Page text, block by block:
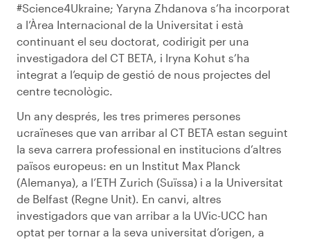
#Science4Ukraine; Yaryna Zhdanova s’ha incorporat
a l’Àrea Internacional de la Universitat i està
continuant el seu doctorat, codirigit per una
investigadora del CT BETA, i Iryna Kohut s’ha
integrat a l’equip de gestió de nous projectes del
centre tecnològic.
Un any després, les tres primeres persones
ucraïneses que van arribar al CT BETA estan seguint
la seva carrera professional en institucions d’altres
països europeus: en un Institut Max Planck
(Alemanya), a l’ETH Zurich (Suïssa) i a la Universitat
de Belfast (Regne Unit). En canvi, altres
investigadors que van arribar a la UVic-UCC han
optat per tornar a la seva universitat d’origen, a